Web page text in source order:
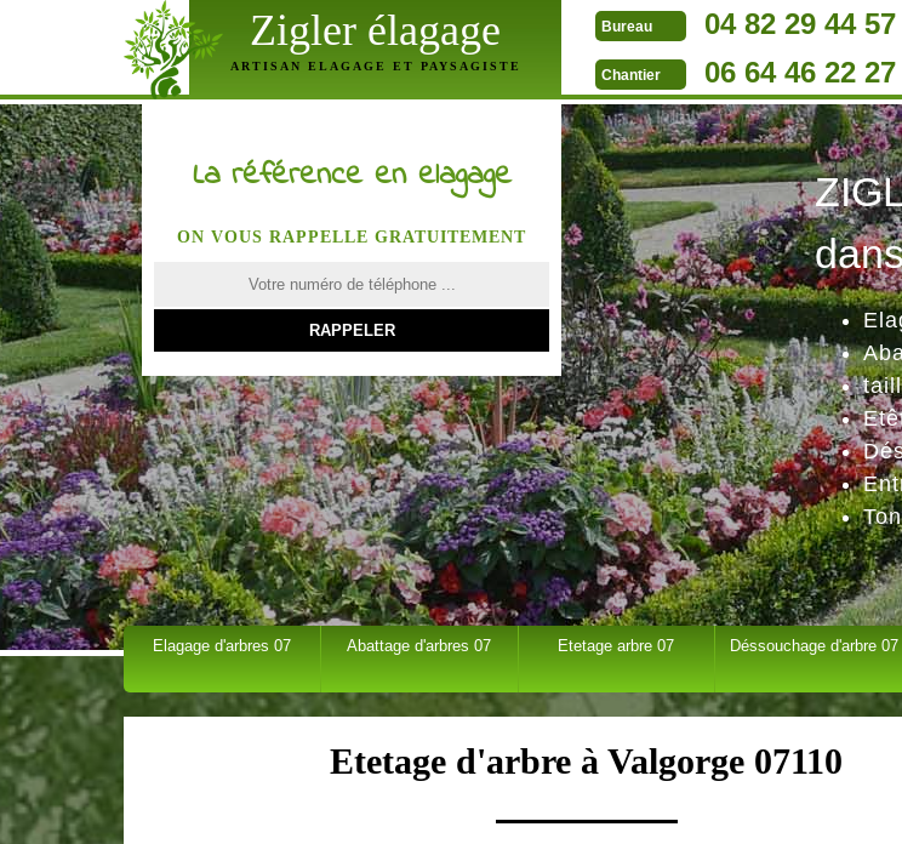
Zigler élagage
ARTISAN ELAGAGE ET PAYSAGISTE
Bureau 04 82 29 44 57
Chantier 06 64 46 22 27
La référence en elagage
ON VOUS RAPPELLE GRATUITEMENT
Elagage d'arbres 07 Abattage d'arbres 07 Etetage arbre 07 Déssouchage d'arbre 07
Etetage d'arbre à Valgorge 07110